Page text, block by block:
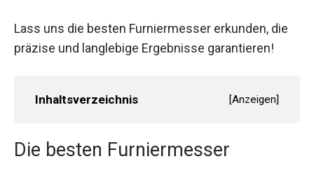
Lass uns die besten Furniermesser erkunden, die
präzise und langlebige Ergebnisse garantieren!
Inhaltsverzeichnis [Anzeigen]
Die besten Furniermesser